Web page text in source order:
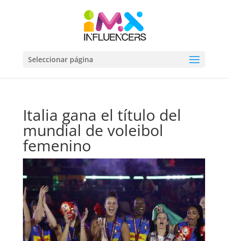
Seleccionar página
Italia gana el título del
mundial de voleibol
femenino